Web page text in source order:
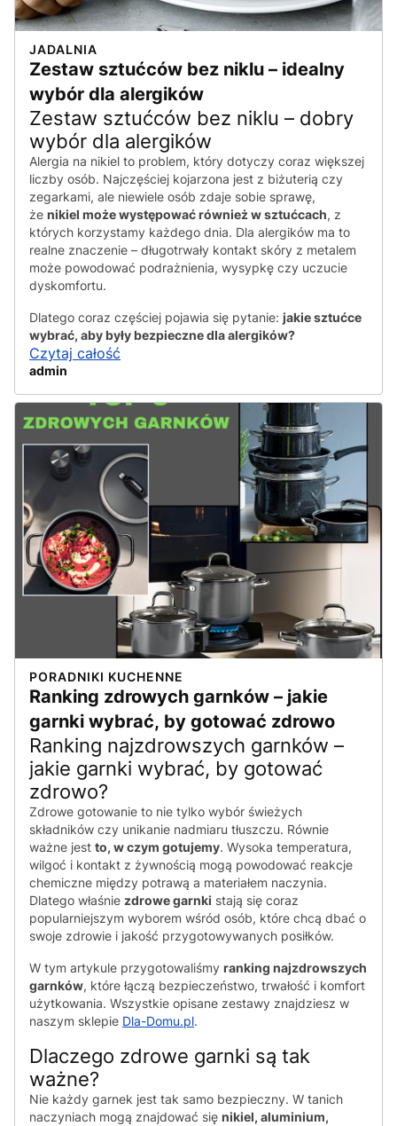
JADALNIA
Zestaw sztućców bez niklu – idealny
wybór dla alergików
Zestaw sztućców bez niklu – dobry
wybór dla alergików
Alergia na nikiel to problem, który dotyczy coraz większej
liczby osób. Najczęściej kojarzona jest z biżuterią czy
zegarkami, ale niewiele osób zdaje sobie sprawę,
że nikiel może występować również w sztućcach, z
których korzystamy każdego dnia. Dla alergików ma to
realne znaczenie – długotrwały kontakt skóry z metalem
może powodować podrażnienia, wysypkę czy uczucie
dyskomfortu.
Dlatego coraz częściej pojawia się pytanie: jakie sztućce
wybrać, aby były bezpieczne dla alergików?
Czytaj całość
admin
PORADNIKI KUCHENNE
Ranking zdrowych garnków – jakie
garnki wybrać, by gotować zdrowo
Ranking najzdrowszych garnków –
jakie garnki wybrać, by gotować
zdrowo?
Zdrowe gotowanie to nie tylko wybór świeżych
składników czy unikanie nadmiaru tłuszczu. Równie
ważne jest to, w czym gotujemy. Wysoka temperatura,
wilgoć i kontakt z żywnością mogą powodować reakcje
chemiczne między potrawą a materiałem naczynia.
Dlatego właśnie zdrowe garnki stają się coraz
popularniejszym wyborem wśród osób, które chcą dbać o
swoje zdrowie i jakość przygotowywanych posiłków.
W tym artykule przygotowaliśmy ranking najzdrowszych
garnków, które łączą bezpieczeństwo, trwałość i komfort
użytkowania. Wszystkie opisane zestawy znajdziesz w
naszym sklepie Dla-Domu.pl.
Dlaczego zdrowe garnki są tak
ważne?
Nie każdy garnek jest tak samo bezpieczny. W tanich
naczyniach mogą znajdować się nikiel, aluminium,